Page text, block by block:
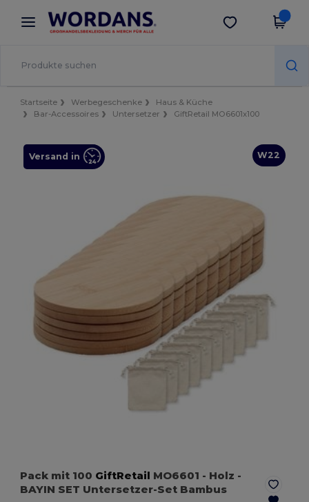
× Wordans App
Bessere Preise in der App!
App holen
Startseite Werbegeschenke
Haus & Küche
Bar-Accessoires
Untersetzer GiftRetail MO6601x100
W22
Versand in
Pack mit 100 GiftRetail MO6601 - Holz -
BAYIN SET Untersetzer-Set Bambus